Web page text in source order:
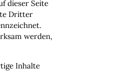
dieser Seite
Dritter
werden,
Inhalte